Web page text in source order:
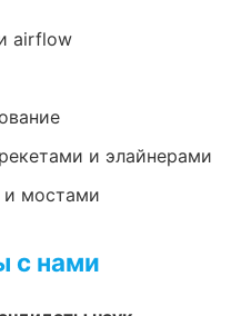
airflow
и элайнерами
и мостами
с нами